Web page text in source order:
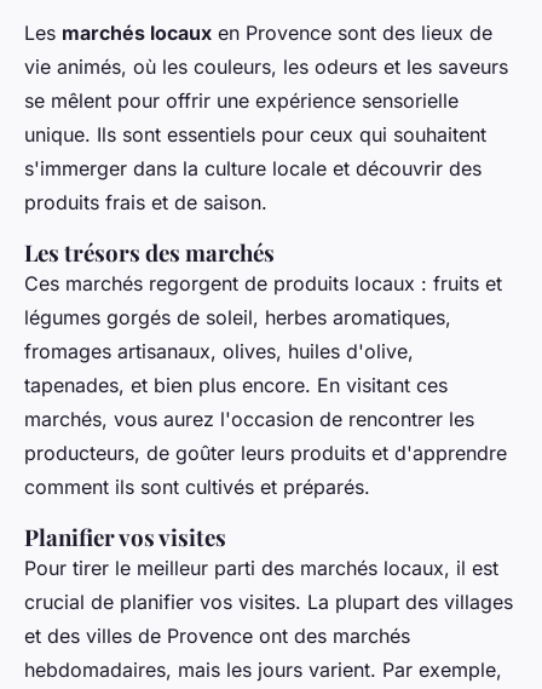
Les marchés locaux en Provence sont des lieux de
vie animés, où les couleurs, les odeurs et les saveurs
se mêlent pour offrir une expérience sensorielle
unique. Ils sont essentiels pour ceux qui souhaitent
s'immerger dans la culture locale et découvrir des
produits frais et de saison.
Les trésors des marchés
Ces marchés regorgent de produits locaux : fruits et
légumes gorgés de soleil, herbes aromatiques,
fromages artisanaux, olives, huiles d'olive,
tapenades, et bien plus encore. En visitant ces
marchés, vous aurez l'occasion de rencontrer les
producteurs, de goûter leurs produits et d'apprendre
comment ils sont cultivés et préparés.
Planifier vos visites
Pour tirer le meilleur parti des marchés locaux, il est
crucial de planifier vos visites. La plupart des villages
et des villes de Provence ont des marchés
hebdomadaires, mais les jours varient. Par exemple,